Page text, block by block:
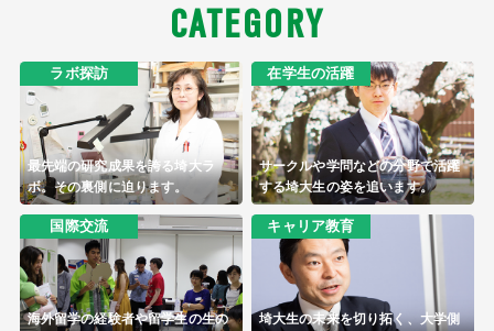
CATEGORY
ラボ探訪
最先端の研究成果を誇る埼大ラ
ボ。その裏側に迫ります。
在学生の活躍
サークルや学問などの分野で活躍
する埼大生の姿を追います。
国際交流
海外留学の経験者や留学生の生の
キャリア教育
埼大生の未来を切り拓く、大学側